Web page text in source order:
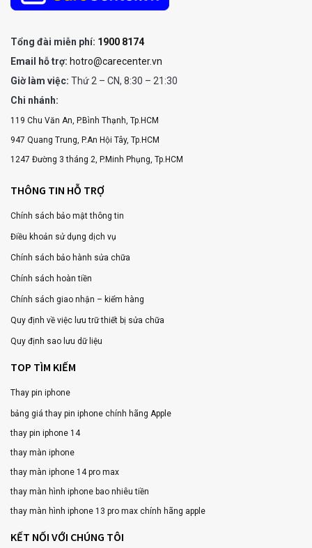
Tổng đài miễn phí: 1900 8174
Email hỗ trợ: hotro@carecenter.vn
Giờ làm việc: Thứ 2 – CN, 8:30 – 21:30
Chi nhánh:
119 Chu Văn An, P.Bình Thạnh, Tp.HCM
947 Quang Trung, P.An Hội Tây, Tp.HCM
1247 Đường 3 tháng 2, P.Minh Phụng, Tp.HCM
THÔNG TIN HỖ TRỢ
Chính sách bảo mật thông tin
Điều khoản sử dụng dịch vụ
Chính sách bảo hành sửa chữa
Chính sách hoàn tiền
Chính sách giao nhận – kiểm hàng
Quy định về việc lưu trữ thiết bị sửa chữa
Quy định sao lưu dữ liệu
TOP TÌM KIẾM
Thay pin iphone
bảng giá thay pin iphone chính hãng Apple
thay pin iphone 14
thay màn iphone
thay màn iphone 14 pro max
thay màn hình iphone bao nhiêu tiền
thay màn hình iphone 13 pro max chính hãng apple
KẾT NỐI VỚI CHÚNG TÔI